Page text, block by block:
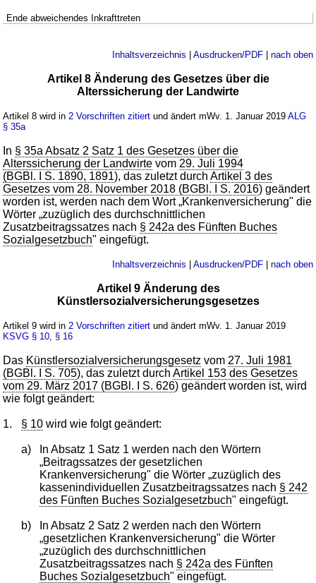
Ende abweichendes Inkrafttreten
Inhaltsverzeichnis | Ausdrucken/PDF| nach oben
Artikel 8 Änderung des Gesetzes über die
Alterssicherung der Landwirte
Artikel 8 wird in 2 Vorschriften zitiert und ändert mWv. 1. Januar 2019ALG
§ 35a
In § 35a Absatz 2 Satz 1 des Gesetzes über die
Alterssicherung der Landwirte vom 29. Juli 1994
(BGBl. I S. 1890, 1891), das zuletzt durchArtikel 3 des
Gesetzes vom 28. November 2018 (BGBl. I S. 2016) geändert
worden ist, werden nach dem Wort „Krankenversicherung" die
Wörter „zuzüglich des durchschnittlichen
Zusatzbeitragssatzes nach § 242a des Fünften Buches
Sozialgesetzbuch" eingefügt.
Inhaltsverzeichnis | Ausdrucken/PDF| nach oben
Artikel 9 Änderung des
Künstlersozialversicherungsgesetzes
Artikel 9 wird in 2 Vorschriften zitiert und ändert mWv. 1. Januar 2019
KSVG § 10 § 16
Das Künstlersozialversicherungsgesetz vom 27. Juli 1981
(BGBl. I S. 705), das zuletzt durchArtikel 153 des Gesetzes
vom 29. März 2017 (BGBl. I S. 626) geändert worden ist, wird
wie folgt geändert:
1. § 10 wird wie folgt geändert:
a)
In Absatz 1 Satz 1 werden nach den Wörtern
„Beitragssatzes der gesetzlichen
Krankenversicherung" die Wörter „zuzüglich des
kassenindividuellen Zusatzbeitragssatzes nach § 242
des Fünften Buches Sozialgesetzbuch" eingefügt.
b)
In Absatz 2 Satz 2 werden nach den Wörtern
„gesetzlichen Krankenversicherung" die Wörter
„zuzüglich des durchschnittlichen
Zusatzbeitragssatzes nach § 242a des Fünften
Buches Sozialgesetzbuch" eingefügt.